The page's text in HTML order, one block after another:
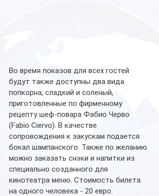
Во время показов для всех гостей
будут также доступны два вида
попкорна, сладкий и соленый,
приготовленные по фирменному
рецепту шеф-повара Фабио Черво
(Fabio Ciervo). В качестве
сопровождения к закускам подается
бокал шампанского. Также по желанию
можно заказать снэки и напитки из
специально созданного для
кинотеатра меню. Стоимость билета
на одного человека - 20 евро.